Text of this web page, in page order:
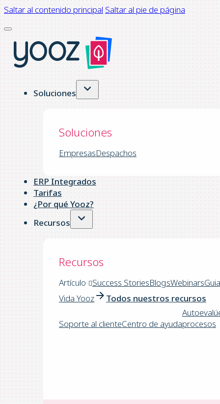
Saltar al contenido principal Saltar al pie de página
Soluciones
Soluciones
EmpresasDespachos
ERP Integrados
Tarifas
¿Por qué Yooz?
Recursos
Recursos
Artículo Success StoriesBlogsWebinarsGuia
Vida Yooz
Todos nuestros recursos
Soporte al clienteCentro de ayudaprocesos